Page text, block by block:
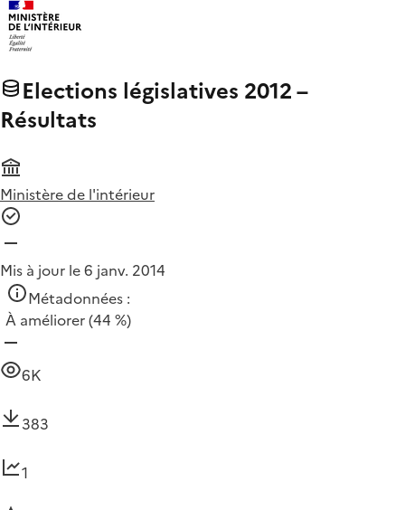
Elections législatives 2012 –
Résultats
Ministère de l'intérieur
Mis à jour le 6 janv. 2014
Métadonnées :
À améliorer(44 %)
6K
383
1